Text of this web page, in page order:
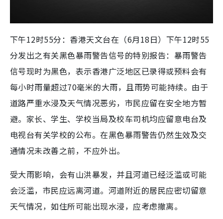
下午12时55分：香港天文台在（6月18日）下午12时55
分发出之有关黑色暴雨警告信号的特别报告：暴雨警告
信号现时为黑色，表示香港广泛地区已录得或预料会有
每小时雨量超过70毫米的大雨，且雨势可能持续。由于
道路严重水浸及天气情况恶劣，市民应留在安全地方暂
避。家长、学生、学校当局及校车司机均应留意电台及
电视台有关学校的公布。在黑色暴雨警告仍然生效及交
通情况未改善之前，不应外出。
受大雨影响，会有山洪暴发，并且河道已经泛滥或可能
会泛滥，市民应远离河道。河道附近的居民应密切留意
天气情况，如住所可能出现水浸，应考虑撤离。